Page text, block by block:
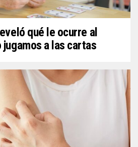
qué le ocurre al
a las cartas